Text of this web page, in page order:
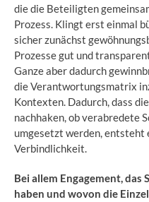
die die Beteiligten
Prozess. Klingt erst einmal
sicher zunächst
Prozesse gut und
Ganze aber dadurch
die Verantwortungsmatrix
Kontexten. Dadurch, dass
nachhaken, ob verabredete
umgesetzt werden, entsteht
Verbindlichkeit.
Bei allem Engagement, das
haben und wovon die